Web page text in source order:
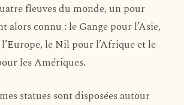
fleuves du monde, un pour
alors connu : le Gange pour l’Asie,
le Nil pour l’Afrique et le
les Amériques.
statues sont disposées autour